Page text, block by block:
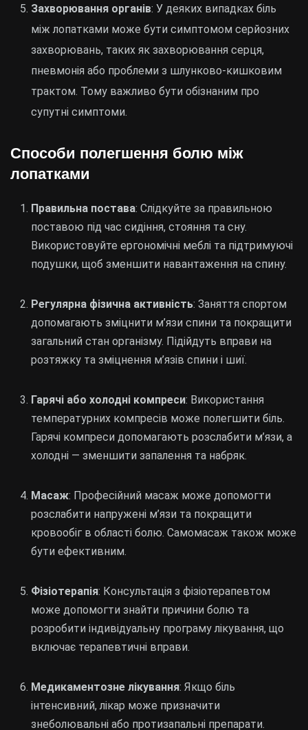
Захворювання органів: У деяких випадках біль
між лопатками може бути симптомом серйозних
захворювань, таких як захворювання серця,
пневмонія або проблеми з шлунково-кишковим
трактом. Тому важливо бути обізнаним про
супутні симптоми.
Способи полегшення болю між
лопатками
Правильна постава: Слідкуйте за правильною
поставою під час сидіння, стояння та сну.
Використовуйте ергономічні меблі та підтримуючі
подушки, щоб зменшити навантаження на спину.
Регулярна фізична активність: Заняття спортом
допомагають зміцнити м’язи спини та покращити
загальний стан організму. Підійдуть вправи на
розтяжку та зміцнення м’язів спини і шиї.
Гарячі або холодні компреси: Використання
температурних компресів може полегшити біль.
Гарячі компреси допомагають розслабити м’язи, а
холодні — зменшити запалення та набряк.
Масаж: Професійний масаж може допомогти
розслабити напружені м’язи та покращити
кровообіг в області болю. Самомасаж також може
бути ефективним.
Фізіотерапія: Консультація з фізіотерапевтом
може допомогти знайти причини болю та
розробити індивідуальну програму лікування, що
включає терапевтичні вправи.
Медикаментозне лікування: Якщо біль
інтенсивний, лікар може призначити
знеболювальні або протизапальні препарати.